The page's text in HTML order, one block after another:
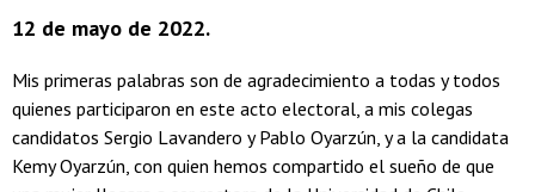
12 de mayo de 2022.
Mis primeras palabras son de agradecimiento a todas y todos
quienes participaron en este acto electoral, a mis colegas
candidatos Sergio Lavandero y Pablo Oyarzún, y a la candidata
Kemy Oyarzún, con quien hemos compartido el sueño de que